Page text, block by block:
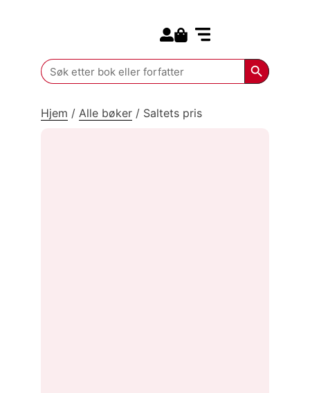
Search
for:
Search
Hjem / Alle bøker / Saltets pris